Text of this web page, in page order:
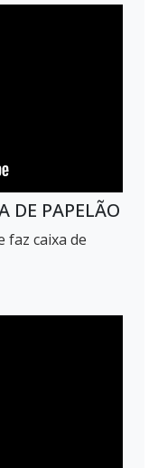
DE PAPELÃO
faz caixa de